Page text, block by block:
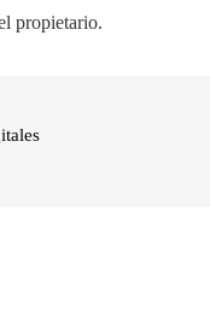
propietario.